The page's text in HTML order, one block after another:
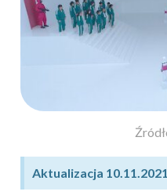
Aktualizacja